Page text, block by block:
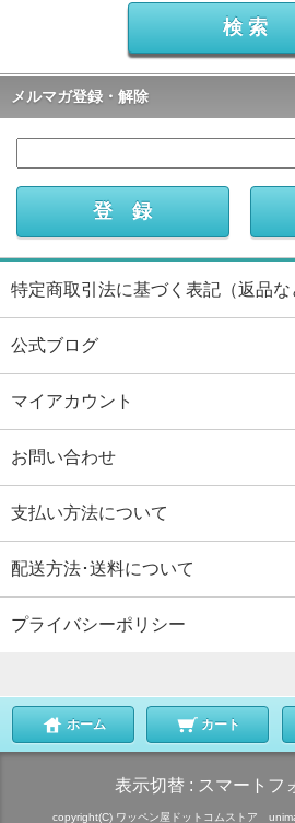
メルマガ登録・解除
特定商取引法に基づく表記（返品な
公式ブログ
マイアカウント
お問い合わせ
支払い方法について
配送方法･送料について
プライバシーポリシー
ホーム カート
表示切替 : スマートフ
copyright(C) ワッペン屋ドットコムストア